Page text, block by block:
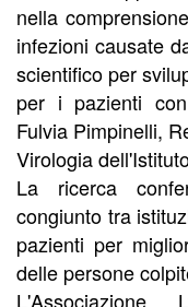
nella
infezioni causate
scientifico per
per i pazienti
Fulvia Pimpinelli,
Virologia
La ricerca
congiunto tra
pazienti per
delle persone